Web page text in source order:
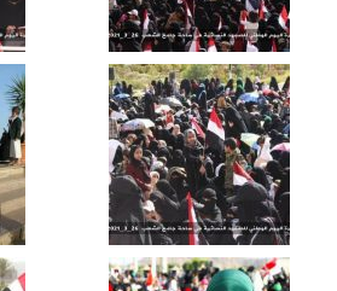
الشعبية من جبهات
أعوام من الصمود
تعز – رسائل أبطال
من جبهات تعز بمناسبة
من الصمود في وجه
نشيد طولوا الحرب |
1443هـ